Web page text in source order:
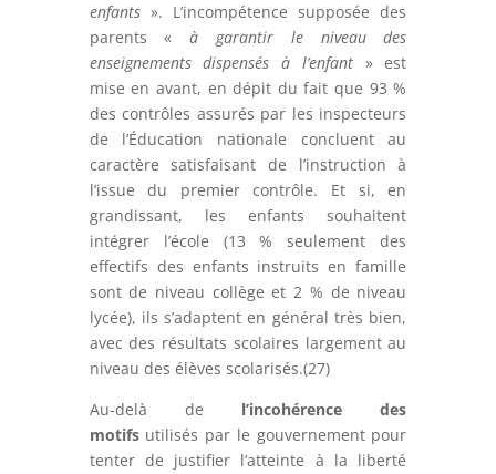
enfants ». L’incompétence supposée des
parents «à garantir le niveau des
enseignements dispensés à l’enfant» est
mise en avant, en dépit du fait que 93 %
des contrôles assurés par les inspecteurs
de l’Éducation nationale concluent au
caractère satisfaisant de l’instruction à
l’issue du premier contrôle. Et si, en
grandissant, les enfants souhaitent
intégrer l’école (13 % seulement des
effectifs des enfants instruits en famille
sont de niveau collège et 2 % de niveau
lycée), ils s’adaptent en général très bien,
avec des résultats scolaires largement au
niveau des élèves scolarisés.(27)
Au-delà de
l’incohérence des
motifs utilisés par le gouvernement pour
tenter de justifier l’atteinte à la liberté